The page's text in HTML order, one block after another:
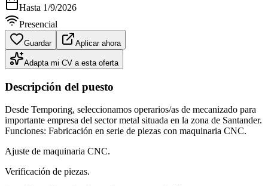
Hasta 1/9/2026
Presencial
Guardar Aplicar ahora
Adapta mi CV a esta oferta
Descripción del puesto
Desde Temporing, seleccionamos operarios/as de mecanizado para
importante empresa del sector metal situada en la zona de Santander.
Funciones: Fabricación en serie de piezas con maquinaria CNC.
Ajuste de maquinaria CNC.
Verificación de piezas.